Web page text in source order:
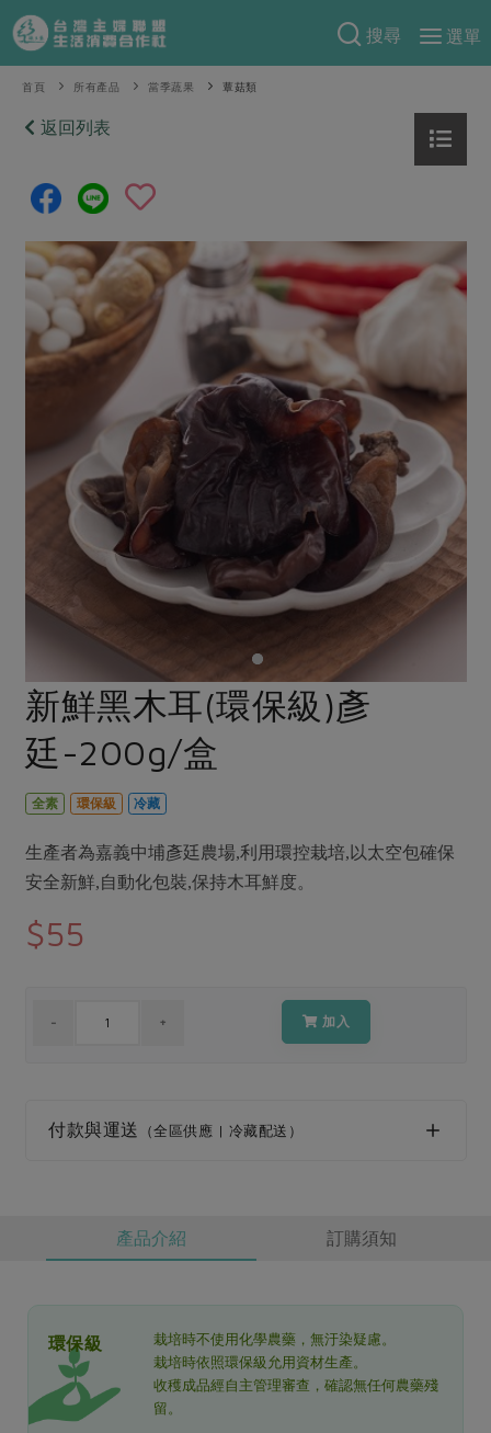
搜尋
選單
產品分類
當季蔬果
芽苗類
辛香料類
奶蛋豆・五穀
蛋 乳製品
米麵雜糧
肉品・水產
畜產肉類
水畜加工品
調理食材・點心
調味醬料/南北貨
休閒零嘴 沖泡飲品
保健食品
家庭清潔 織品
防災用品
食譜料理
食材
麵食
肉食
海鮮
料理方式
醬料
漬物
涼拌沙拉
主題食譜
異國料理
年菜食譜
特別企畫
預購活動
把最好的台灣味帶回家！
防災用品預購圓滿結束
2026年端午節預購圓滿結束
更多預購活動
當季產品
合作25-經典快閃最後一週
合作25-精選產品第四彈
合作25-精選產品第三彈
更多當季產品
議題活動
主婦聯盟X樂齡網特約優惠案
30%rPET紅烏龍茶
更多議題活動
把最好的台灣味帶回家！
綠主張
觀點文章
主婦食堂 一籃菜真心話
合作聯合國
生活提案
樂齡生活 親子食育
廚房瑜伽
關注議題
減硝酸鹽 惜食
非基改運動
廢核運動 能源議題
減添加物 減塑減廢
公益金
更多議題
生活者e週報
關於合作社
認識合作社
合作社組織
員工與求才
產品檢驗
自主把關
社員權益
合作社法規
最新消息
下載專區
社務會議 地區活動
重要公告
首頁 所有產品 當季蔬果 蕈菇類
返回列表
新鮮黑木耳(環保級)彥
廷-200g/盒
全素 環保級 冷藏
生產者為嘉義中埔彥廷農場,利用環控栽培,以太空包確保
安全新鮮,自動化包裝,保持木耳鮮度。
$55
加入
付款與運送 （全區供應 | 冷藏配送）
產品介紹 訂購須知
環保級
栽培時不使用化學農藥，無汙染疑慮。
栽培時依照環保級允用資材生產。
收穫成品經自主管理審查，確認無任何農藥殘
留。